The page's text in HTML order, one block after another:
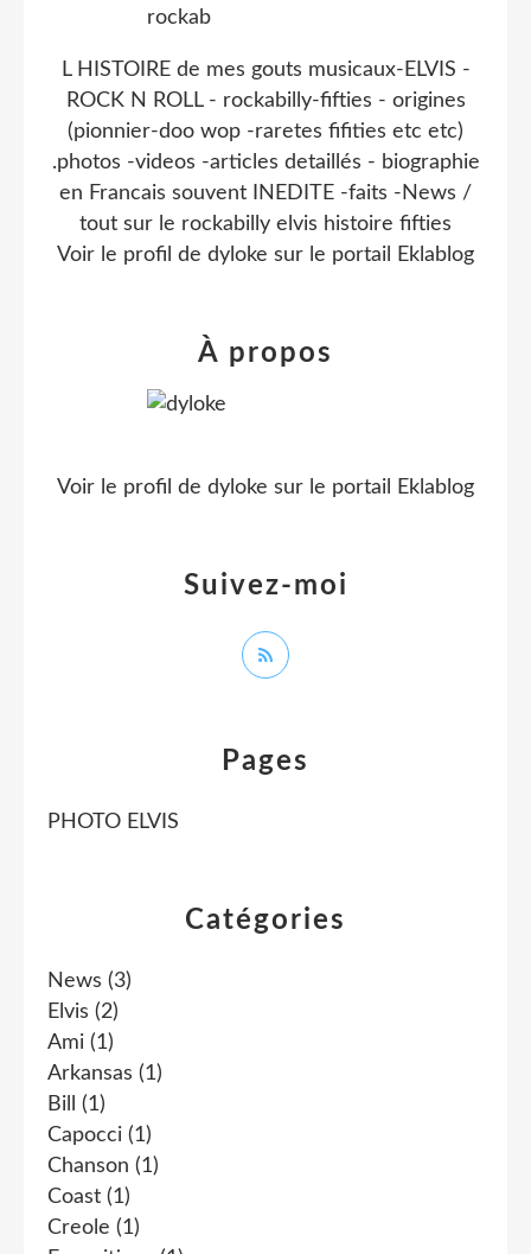
Catégories
News (3)
Elvis (2)
Ami (1)
Arkansas (1)
Bill
(1)
Capocci (1)
Chanson (1)
Coast (1)
Creole (1)
Pages
PHOTO ELVIS
L HISTOIRE de mes gouts musicaux-ELVIS -
ROCK N ROLL - rockabilly-fifties - origines
(pionnier-doo wop -raretes fifities etc etc)
.photos -videos -articles detaillés - biographie
en Francais souvent INEDITE -faits -News /
tout sur le rockabilly elvis histoire fifties
Voir le profil de dyloke sur le portail Eklablog
Suivez-moi
À propos
Voir le profil de dyloke sur le portail Eklablog